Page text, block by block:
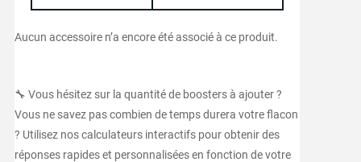
Aucun accessoire n’a encore été associé à ce produit.
🔧 Vous hésitez sur la quantité de boosters à ajouter ?
Vous ne savez pas combien de temps durera votre flacon
? Utilisez nos calculateurs interactifs pour obtenir des
réponses rapides et personnalisées en fonction de votre